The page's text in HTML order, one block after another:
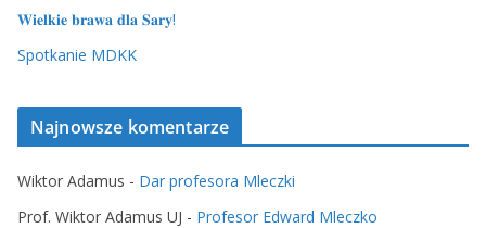
𝐖𝐢𝐞𝐥𝐤𝐢𝐞 𝐛𝐫𝐚𝐰𝐚 𝐝𝐥𝐚 𝐒𝐚𝐫𝐲!
Spotkanie MDKK
Najnowsze komentarze
Wiktor Adamus - Dar profesora Mleczki
Prof. Wiktor Adamus UJ - Profesor Edward Mleczko